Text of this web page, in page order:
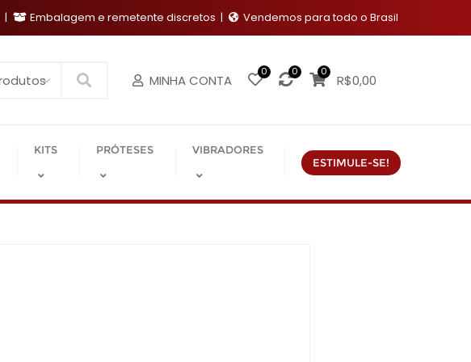
Embalagem e remetente discretos Vendemos para todo o Brasil
Search MINHA CONTA
0 0 0
R$0,00
KITS PRÓTESES
VIBRADORES
ESTIMULE-SE!